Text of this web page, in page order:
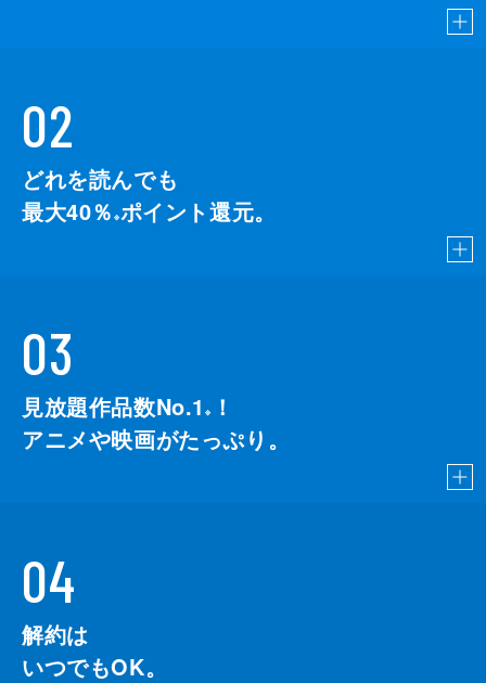
02
どれを読んでも
最大40％ ※ポイント還元。
03
見放題作品数No.1 ※
！
アニメや映画がたっぷり。
04
解約は
いつでもOK。